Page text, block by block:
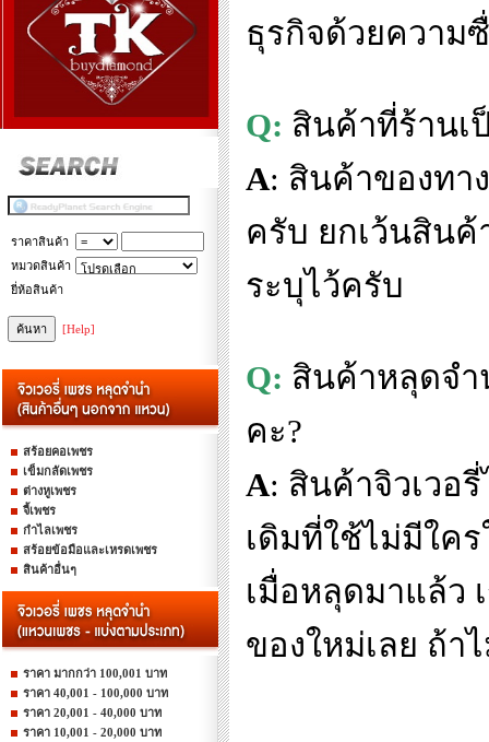
ราคาสินค้า
หมวดสินค้า
ยี่ห้อสินค้า
[Help]
สร้อยคอเพชร
เข็มกลัดเพชร
ต่างหูเพชร
จี้เพชร
กำไลเพชร
สร้อยข้อมือและเหรดเพชร
สินค้าอื่นๆ
ราคา มากกว่า 100,001 บาท
ราคา 40,001 - 100,000 บาท
ราคา 20,001 - 40,000 บาท
ราคา 10,001 - 20,000 บาท
ธุรกิจด้วยความ
Q: สินค้าที่ร้านเ
A: สินค้าของทา
ครับ ยกเว้นสินค้
ระบุไว้ครับ
Q: สินค้าหลุดจำ
คะ?
A: สินค้าจิวเวอ
เดิมที่ใช้ไม่มีใค
เมื่อหลุดมาแล้ว
ของใหม่เลย ถ้า